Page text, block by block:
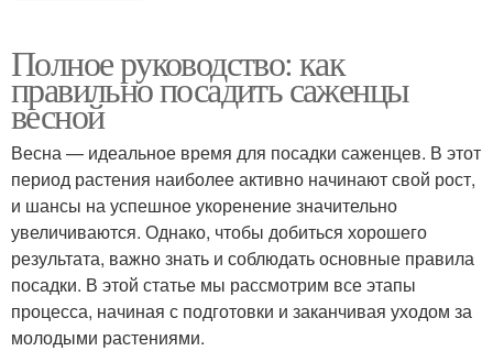
Полное руководство: как
правильно посадить саженцы
весной
Весна — идеальное время для посадки саженцев. В этот
период растения наиболее активно начинают свой рост,
и шансы на успешное укоренение значительно
увеличиваются. Однако, чтобы добиться хорошего
результата, важно знать и соблюдать основные правила
посадки. В этой статье мы рассмотрим все этапы
процесса, начиная с подготовки и заканчивая уходом за
молодыми растениями.